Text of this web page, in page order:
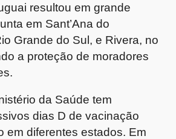
resultou em grande
em Sant’Ana do
Grande do Sul, e Rivera, no
a proteção de moradores
da Saúde tem
dias D de vacinação
em diferentes estados. Em